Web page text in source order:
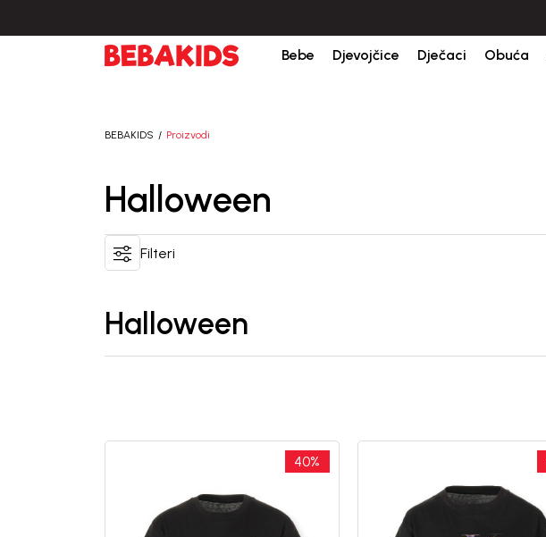
Bebe Djevojčice Dječaci Obuća
BEBAKIDS Proizvodi
Halloween
Filteri
Halloween
40%